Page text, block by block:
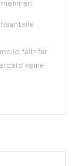
fällt für
keine